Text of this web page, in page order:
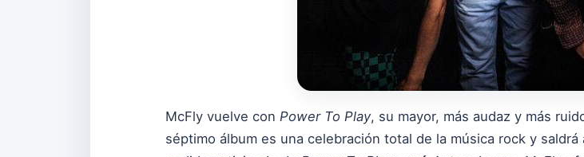
McFly vuelve con Power To Play, su mayor, más audaz y más
séptimo álbum es una celebración total de la música rock y